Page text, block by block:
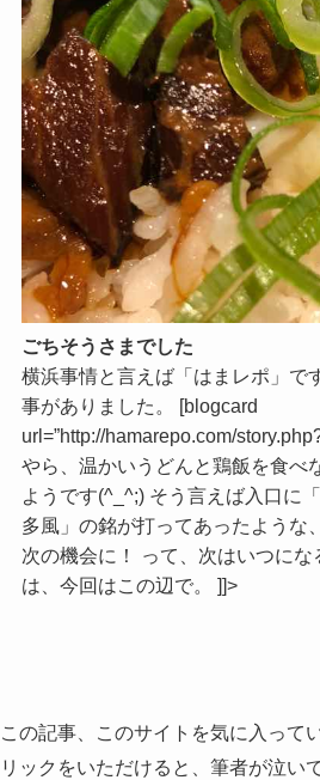
ごちそうさまでした
横浜事情と言えば「はまレポ」で
事がありました。 [blogcard
url=”http://hamarepo.com/
やら、温かいうどんと鶏飯を食べ
ようです(^_^;) そう言えば入口に
多風」の銘が打ってあったような
次の機会に！ って、次はいつに
は、今回はこの辺で。 ]]>
この記事、このサイトを気に入って
リックをいただけると、筆者が泣い